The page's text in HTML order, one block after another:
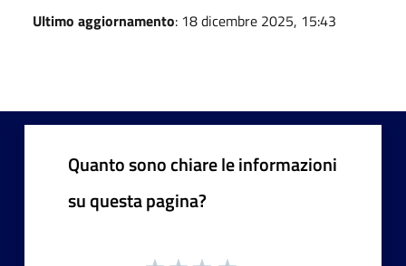
Ultimo aggiornamento: 18 dicembre 2025, 15:43
Quanto sono chiare le informazioni
su questa pagina?